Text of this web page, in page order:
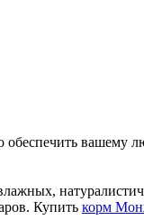
вашему
Купить корм